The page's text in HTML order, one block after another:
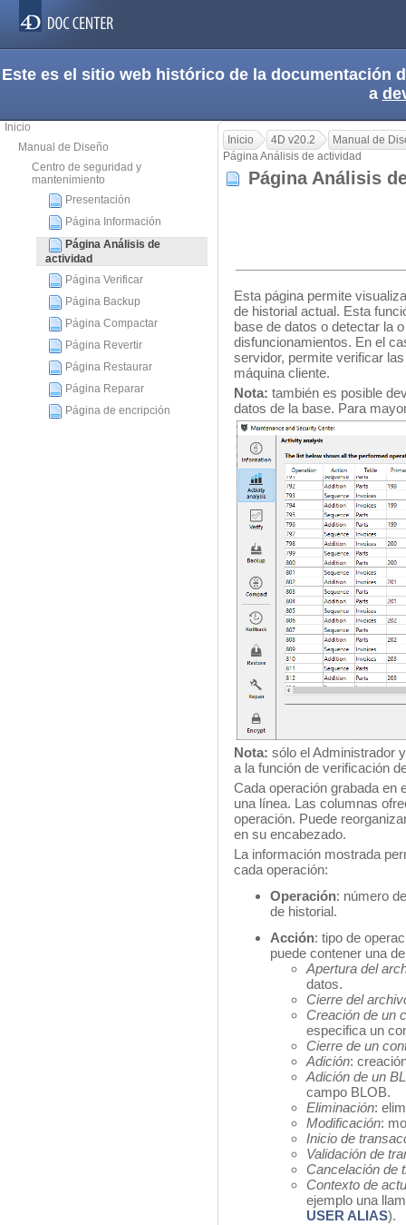
Este es el sitio web histórico de la documentación
a
Inicio
Manual de Diseño
Centro de seguridad y
mantenimiento
Presentación
Página Información
Página Análisis de
actividad
Página Verificar
Página Backup
Página Compactar
Página Revertir
Página Restaurar
Página Reparar
Página de encripción
Inicio 4D v20.2
Manual de
Página Análisis de actividad
Página Análisis
Esta página permite
de historial actual. Esta
base de datos o detectar la
disfuncionamientos. En el
servidor, permite verificar
máquina cliente.
Nota: también es posible
datos de la base. Para
Nota: sólo el Administrador
a la función de verificación
Cada operación grabada en
una línea. Las columnas
operación. Puede
en su encabezado.
La información mostrada
cada operación:
Operación: número
de historial.
Acción: tipo de
puede contener una
Apertura del
datos.
Cierre del
Creación de un
especifica un
Cierre de un
Adición:
Adición de un
campo BLOB.
Eliminación:
Modificación:
Inicio de
Validación de
Cancelación de
Contexto de
ejemplo una
USER ALIAS).